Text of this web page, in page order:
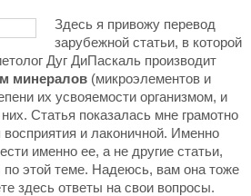
Здесь я привожу перевод
зарубежной статьи, в которой
Дуг ДиПаскаль производит
минералов (микроэлементов и
их усвояемости организмом, и
Статья показалась мне грамотно
восприятия и лаконичной. Именно
именно ее, а не другие статьи,
по этой теме. Надеюсь, вам она тоже
здесь ответы на свои вопросы.